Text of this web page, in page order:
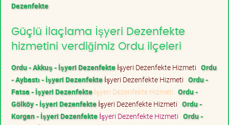
Dezenfekte
Güçlü İlaçlama İşyeri Dezenfekte
hizmetini verdiğimiz Ordu ilçeleri
Ordu - Akkuş - İşyeri Dezenfekteİşyeri Dezenfekte Hizmeti Ordu
- Aybastı - İşyeri Dezenfekteİşyeri Dezenfekte Hizmeti Ordu -
Fatsa - İşyeri Dezenfekteİşyeri Dezenfekte Hizmeti Ordu -
Gölköy - İşyeri Dezenfekteİşyeri Dezenfekte Hizmeti Ordu -
Korgan - İşyeri Dezenfekteİşyeri Dezenfekte Hizmeti Ordu -